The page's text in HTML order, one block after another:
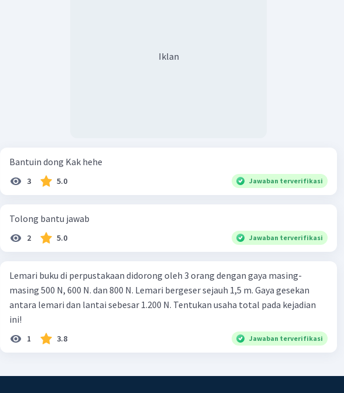
Iklan
Bantuin dong Kak hehe
3 5.0 Jawaban terverifikasi
Tolong bantu jawab
2 5.0 Jawaban terverifikasi
Lemari buku di perpustakaan didorong oleh 3 orang dengan gaya masing-
masing 500 N, 600 N. dan 800 N. Lemari bergeser sejauh 1,5 m. Gaya gesekan
antara lemari dan lantai sebesar 1.200 N. Tentukan usaha total pada kejadian
ini!
1 3.8 Jawaban terverifikasi